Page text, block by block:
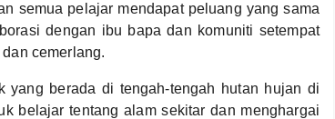
semua pelajar mendapat peluang yang sama
dengan ibu bapa dan komuniti setempat
cemerlang.
yang berada di tengah-tengah hutan hujan di
belajar tentang alam sekitar dan menghargai